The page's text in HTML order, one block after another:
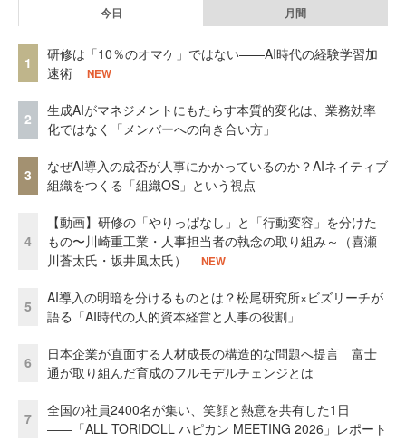
今日 月間
1
研修は「10％のオマケ」ではない——AI時代の経験学習加
速術
NEW
2
生成AIがマネジメントにもたらす本質的変化は、業務効率
化ではなく「メンバーへの向き合い方」
3
なぜAI導入の成否が人事にかかっているのか？AIネイティブ
組織をつくる「組織OS」という視点
4
【動画】研修の「やりっぱなし」と「行動変容」を分けた
もの〜川崎重工業・人事担当者の執念の取り組み～（喜瀬
川蒼太氏・坂井風太氏）
NEW
5
AI導入の明暗を分けるものとは？松尾研究所×ビズリーチが
語る「AI時代の人的資本経営と人事の役割」
6
日本企業が直面する人材成長の構造的な問題へ提言 富士
通が取り組んだ育成のフルモデルチェンジとは
7
全国の社員2400名が集い、笑顔と熱意を共有した1日
――「ALL TORIDOLL ハピカン MEETING 2026」レポート